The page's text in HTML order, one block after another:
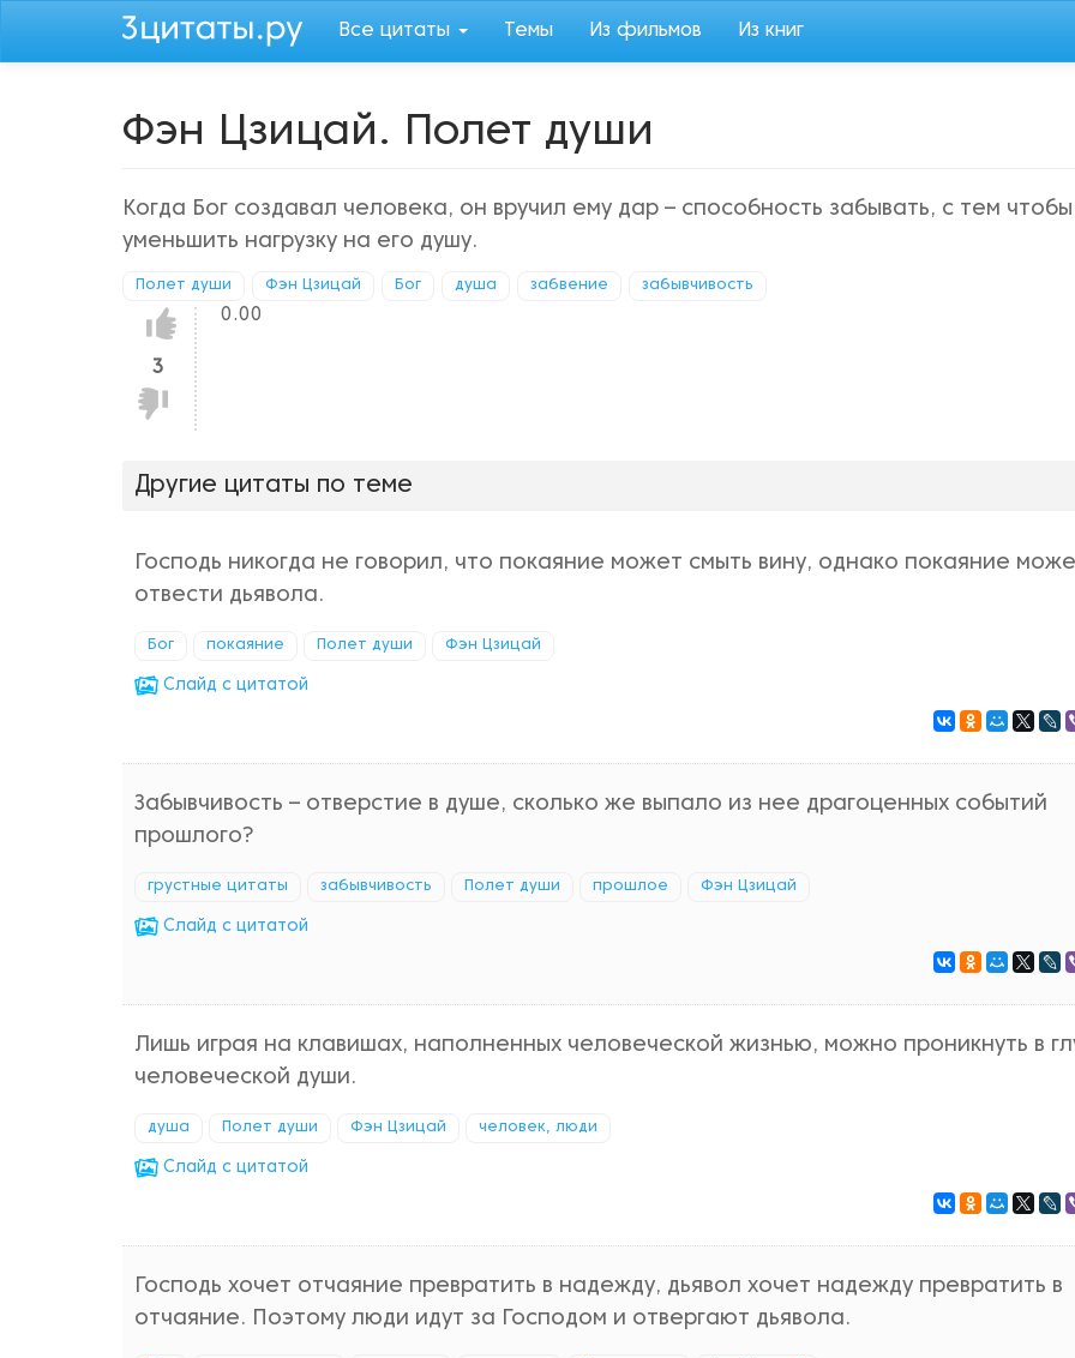
Все цитаты Темы Из фильмов Из книг
Фэн Цзицай. Полет души
Когда Бог создавал человека, он вручил ему дар – способность забывать, с тем чтобы
уменьшить нагрузку на его душу.
Полет души Фэн Цзицай Бог душа забвение забывчивость
Нравится!
3
Не
нравится!
0.00
Другие цитаты по теме
Господь никогда не говорил, что покаяние может смыть вину, однако покаяние
отвести дьявола.
Бог покаяние Полет души Фэн Цзицай
Cлайд с цитатой
Забывчивость – отверстие в душе, сколько же выпало из нее драгоценных событий
прошлого?
грустные цитаты забывчивость Полет души прошлое Фэн Цзицай
Cлайд с цитатой
Лишь играя на клавишах, наполненных человеческой жизнью, можно проникнуть в
человеческой души.
душа Полет души Фэн Цзицай человек, люди
Cлайд с цитатой
Господь хочет отчаяние превратить в надежду, дьявол хочет надежду превратить в
отчаяние. Поэтому люди идут за Господом и отвергают дьявола.